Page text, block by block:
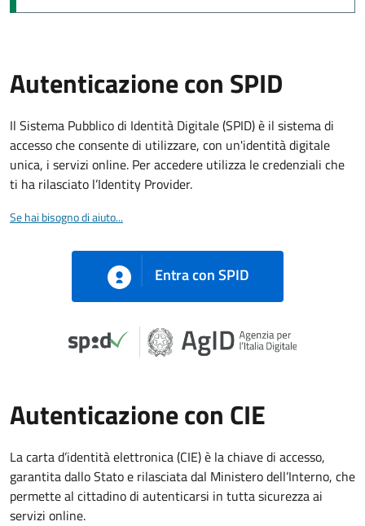
Autenticazione con SPID
Il Sistema Pubblico di Identità Digitale (SPID) è il sistema di
accesso che consente di utilizzare, con un'identità digitale
unica, i servizi online. Per accedere utilizza le credenziali che
ti ha rilasciato l’Identity Provider.
Se hai bisogno di aiuto...
Entra con SPID
Autenticazione con CIE
La carta d’identità elettronica (CIE) è la chiave di accesso,
garantita dallo Stato e rilasciata dal Ministero dell’Interno, che
permette al cittadino di autenticarsi in tutta sicurezza ai
servizi online.